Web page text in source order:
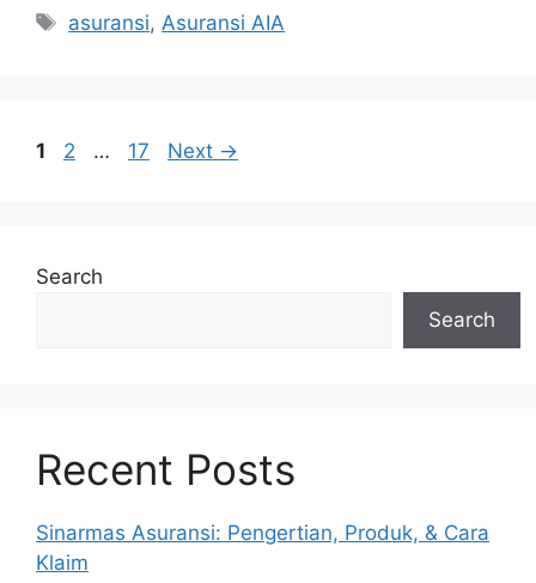
Tags
asuransi, Asuransi AIA
Post
Page
1 Page
2 … Page
17 Next →
Search
Search
Recent Posts
Sinarmas Asuransi: Pengertian, Produk, & Cara
Klaim